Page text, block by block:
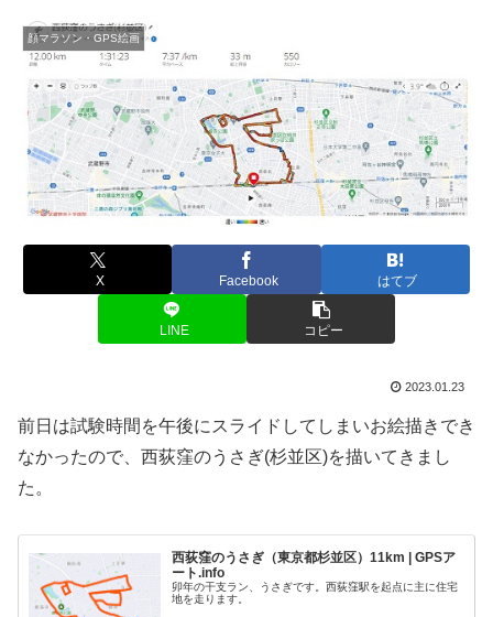
顔マラソン・GPS絵画
X Facebook はてブ
LINE コピー
2023.01.23
前日は試験時間を午後にスライドしてしまいお絵描きでき
なかったので、西荻窪のうさぎ(杉並区)を描いてきまし
た。
西荻窪のうさぎ（東京都杉並区）11km | GPSア
ート.info
卯年の干支ラン、うさぎです。西荻窪駅を起点に主に住宅
地を走ります。